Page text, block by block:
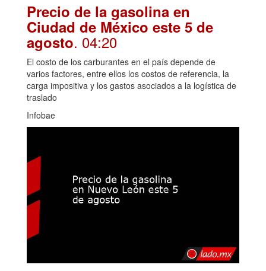
Precio de la gasolina en
Ciudad de México este 5 de
agosto. 04:20
El costo de los carburantes en el país depende de
varios factores, entre ellos los costos de referencia, la
carga impositiva y los gastos asociados a la logística de
traslado
Infobae